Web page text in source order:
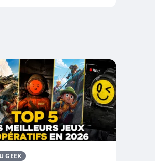
GEEK